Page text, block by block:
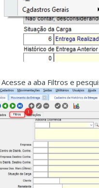
Acesse a aba Filtros e